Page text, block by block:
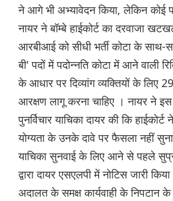
ने आगे भी अभ्यावेदन किया, लेकिन कोई
नायर ने बॉम्बे हाईकोर्ट का दरवाजा
आरबीआई को सीधी भर्ती कोटा के
बी' पदों में पदोन्नति कोटा में आने वाली
के आधार पर दिव्यांग व्यक्तियों के लिए
आरक्षण लागू करना चाहिए । नायर ने
पुनर्विचार याचिका दायर की कि
योग्यता के उनके दावे पर फैसला नहीं
याचिका सुनवाई के लिए आने से पहले
द्वारा दायर एसएलपी में नोटिस जारी किया
अदालत के समक्ष कार्यवाही के निपटान के